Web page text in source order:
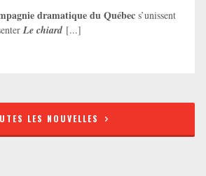
dramatique du Québec s’unissent
Le chiard [...]
LES NOUVELLES